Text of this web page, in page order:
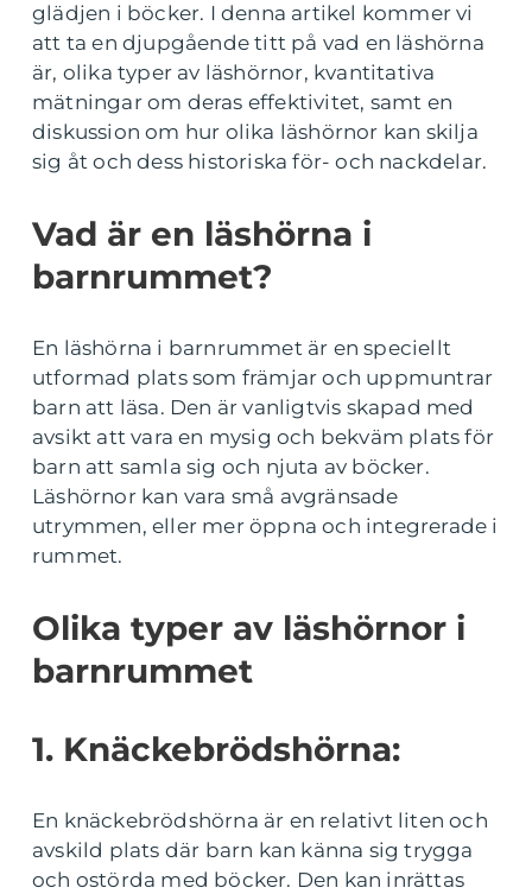
glädjen i böcker. I denna artikel kommer vi
att ta en djupgående titt på vad en läshörna
är, olika typer av läshörnor, kvantitativa
mätningar om deras effektivitet, samt en
diskussion om hur olika läshörnor kan skilja
sig åt och dess historiska för- och nackdelar.
Vad är en läshörna i
barnrummet?
En läshörna i barnrummet är en speciellt
utformad plats som främjar och uppmuntrar
barn att läsa. Den är vanligtvis skapad med
avsikt att vara en mysig och bekväm plats för
barn att samla sig och njuta av böcker.
Läshörnor kan vara små avgränsade
utrymmen, eller mer öppna och integrerade i
rummet.
Olika typer av läshörnor i
barnrummet
1. Knäckebrödshörna:
En knäckebrödshörna är en relativt liten och
avskild plats där barn kan känna sig trygga
och ostörda med böcker. Den kan inrättas